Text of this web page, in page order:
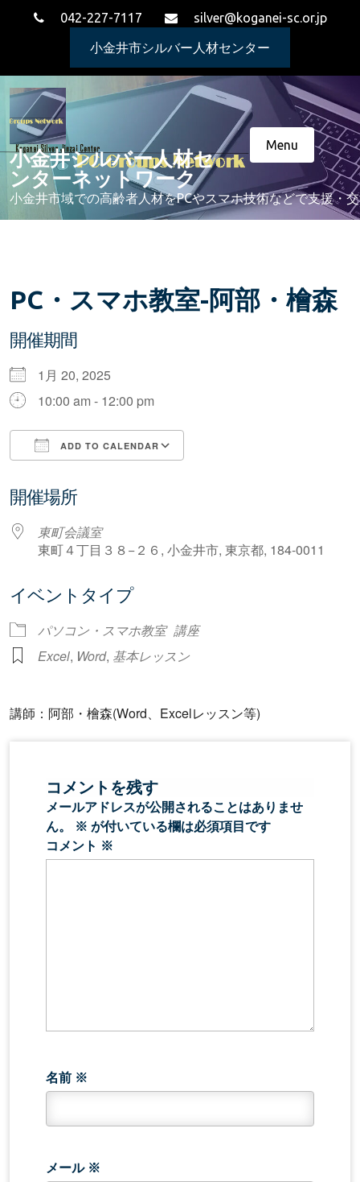
042-227-7117 silver@koganei-sc.or.jp
小金井市シルバー人材センター
小金井シルバー人材セ
ンターネットワーク
小金井市域での高齢者人材をPCやスマホ技術などで支援・
Menu
PC・スマホ教室-阿部・檜森
開催期間
1月 20, 2025
10:00 am - 12:00 pm
ADD TO CALENDAR
開催場所
東町会議室
東町４丁目３８−２６, 小金井市, 東京都, 184-0011
イベントタイプ
パソコン・スマホ教室 講座
Excel, Word, 基本レッスン
講師：阿部・檜森(Word、Excelレッスン等)
コメントを残す
メールアドレスが公開されることはありませ
ん。
※ が付いている欄は必須項目です
コメント ※
名前 ※
メール ※